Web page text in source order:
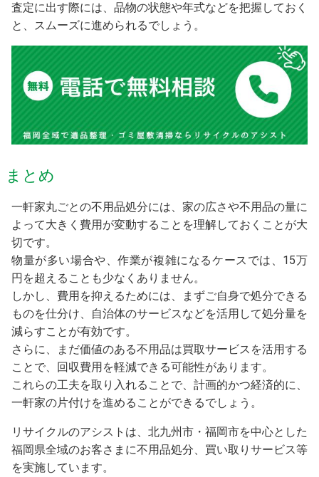
査定に出す際には、品物の状態や年式などを把握しておく
と、スムーズに進められるでしょう。
まとめ
一軒家丸ごとの不用品処分には、家の広さや不用品の量に
よって大きく費用が変動することを理解しておくことが大
切です。
物量が多い場合や、作業が複雑になるケースでは、15万
円を超えることも少なくありません。
しかし、費用を抑えるためには、まずご自身で処分できる
ものを仕分け、自治体のサービスなどを活用して処分量を
減らすことが有効です。
さらに、まだ価値のある不用品は買取サービスを活用する
ことで、回収費用を軽減できる可能性があります。
これらの工夫を取り入れることで、計画的かつ経済的に、
一軒家の片付けを進めることができるでしょう。
リサイクルのアシストは、北九州市・福岡市を中心とした
福岡県全域のお客さまに不用品処分、買い取りサービス等
を実施しています。